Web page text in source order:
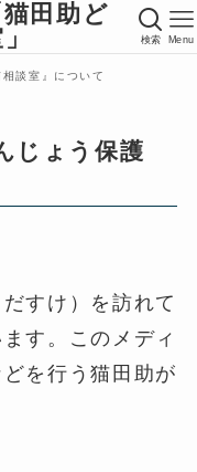
田助ど
検索 Menu
談室』について
じょう保護
すけ）を訪れて
す。このメディ
を行う猫田助が